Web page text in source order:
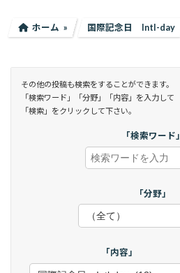
ホーム 国際記念日 Intl-day
その他の投稿も検索をすることができます。
「検索ワード」「分野」「内容」を入力して
「検索」をクリックして下さい。
「検索ワード」
「分野」
「内容」